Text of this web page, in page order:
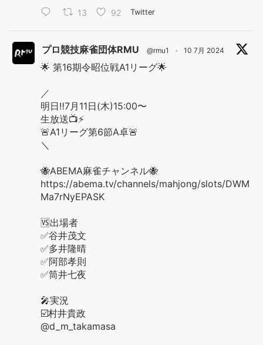
13 92 Twitter
プロ競技麻雀団体RMU @rmu1 · 10 7月 2024
🌟 第16期令昭位戦A1リーグ🌟
／
明日‼️7月11日(木)15:00〜
生放送📺⚡️
🚨A1リーグ第6節A卓🚨
＼
🐝ABEMA麻雀チャンネル🐝
https://abema.tv/channels/mahjong/slots/DWM
Ma7rNyEPASK
🆚出場者
✅谷井茂文
✅多井隆晴
✅阿部孝則
✅筒井七夜
🎤実況
☑️村井貴政
@d_m_takamasa